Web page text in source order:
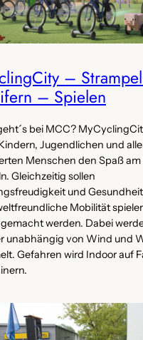
–
– Spielen
bei MCC?
Jugendlichen und
Menschen den Spaß
Gleichzeitig sollen
und
Mobilität
werden. Dabei
unabhängig von Wind und
Gefahren wird Indoor auf